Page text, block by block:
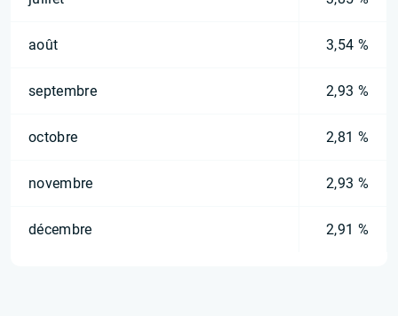
août 3,54 %
septembre 2,93 %
octobre 2,81 %
novembre 2,93 %
décembre 2,91 %